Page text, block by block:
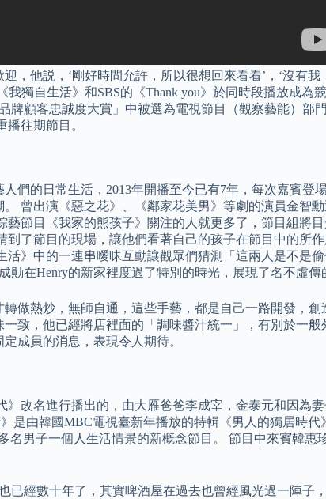
他説，‘剛好時間允許，所以很想回來看看’，‘沒有
獨自生活》和SBS的《Thank you》於同時段播放成為
顧客忠誠度大賞」中被選為電視節目（觀察藝能）部
往期節目。
們的日常生活，2013年開播至今已有7年，每次嘉賓登
曾出演《惡之花》、《鄰家花美男》等劇的演員金智
節目《我家的熊孩子》關注的人就更多了，節目組將
了節目的現場，讓他們看著自己的孩子在節目中的所
》中的一連串曖昧互動讓觀眾們猜測「這兩人是不是
在Henry的新家裡度過了特別的時光，展現了名不虛傳
做熱炒，無師自通，這些手藝，都是自己一路開發，
致，他已經將店裡面的「調味醬汁統一」，有別於一
成員的消息，表現令人期待。
改名進行播出的，由大雁爸爸李成宰，金泰元和因為
是由韓國MBC電視臺新年播放的特輯《男人的獨居時
男子一個人生活情景的新概念節目。 節目中來賓韓
已經數十年了，其實啤酒屋在過去也曾經風光過一陣子